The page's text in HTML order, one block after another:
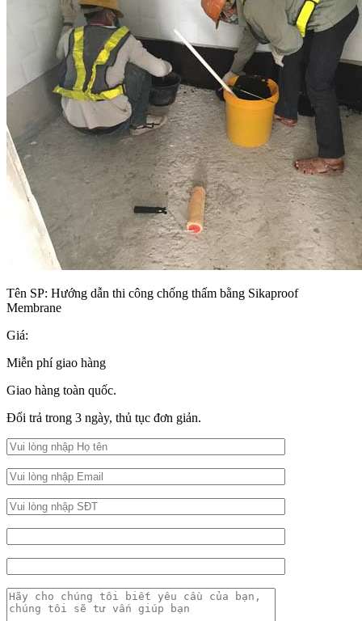
Tên SP: Hướng dẫn thi công chống thấm bằng Sikaproof
Membrane
Giá:
Miễn phí giao hàng
Giao hàng toàn quốc.
Đổi trả trong 3 ngày, thủ tục đơn giản.